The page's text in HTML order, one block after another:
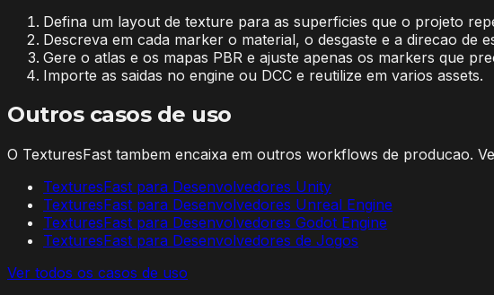
Defina um layout de texture para as superficies que o projeto
Descreva em cada marker o material, o desgaste e a direcao de
Gere o atlas e os mapas PBR e ajuste apenas os markers que
Importe as saidas no engine ou DCC e reutilize em varios assets.
Outros casos de uso
O TexturesFast tambem encaixa em outros workflows de producao.
TexturesFast para Desenvolvedores Unity
TexturesFast para Desenvolvedores Unreal Engine
TexturesFast para Desenvolvedores Godot Engine
TexturesFast para Desenvolvedores de Jogos
Ver todos os casos de uso